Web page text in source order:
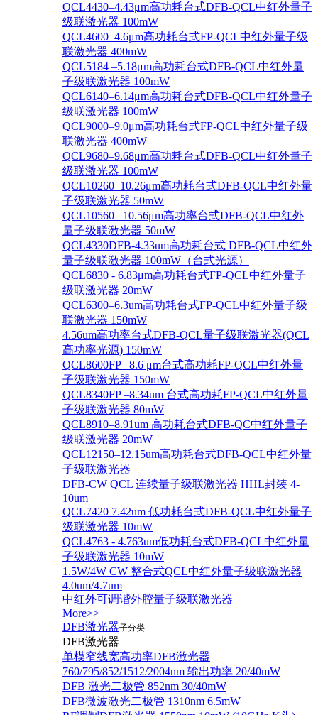
QCL4430–4.43μm高功耗台式DFB-QCL中红外量子
级联激光器 100mW
QCL4600–4.6μm高功耗台式FP-QCL中红外量子级
联激光器 400mW
QCL5184 –5.18μm高功耗台式DFB-QCL中红外量
子级联激光器 100mW
QCL6140–6.14μm高功耗台式DFB-QCL中红外量子
级联激光器 100mW
QCL9000–9.0μm高功耗台式FP-QCL中红外量子级
联激光器 400mW
QCL9680–9.68μm高功耗台式DFB-QCL中红外量子
级联激光器 100mW
QCL10260–10.26μm高功耗台式DFB-QCL中红外量
子级联激光器 50mW
QCL10560 –10.56μm高功率台式DFB-QCL中红外
量子级联激光器 50mW
QCL4330DFB-4.33um高功耗台式 DFB-QCL中红外
量子级联激光器 100mW（台式光源）
QCL6830 - 6.83μm高功耗台式FP-QCL中红外量子
级联激光器 20mW
QCL6300–6.3um高功耗台式FP-QCL中红外量子级
联激光器 150mW
4.56um高功率台式DFB-QCL量子级联激光器(QCL
高功率光源) 150mW
QCL8600FP –8.6 μm台式高功耗FP-QCL中红外量
子级联激光器 150mW
QCL8340FP –8.34um 台式高功耗FP-QCL中红外量
子级联激光器 80mW
QCL8910–8.91um 高功耗台式DFB-QC中红外量子
级联激光器 20mW
QCL12150–12.15um高功耗台式DFB-QCL中红外量
子级联激光器
DFB-CW QCL 连续量子级联激光器 HHL封装 4-
10um
QCL7420 7.42um 低功耗台式DFB-QCL中红外量子
级联激光器 10mW
QCL4763 - 4.763um低功耗台式DFB-QCL中红外量
子级联激光器 10mW
1.5W/4W CW 整合式QCL中红外量子级联激光器
4.0um/4.7um
中红外可调谐外腔量子级联激光器
More>>
DFB激光器子分类
DFB激光器
单模窄线宽高功率DFB激光器
760/795/852/1512/2004nm 输出功率 20/40mW
DFB 激光二极管 852nm 30/40mW
DFB微波激光二极管 1310nm 6.5mW